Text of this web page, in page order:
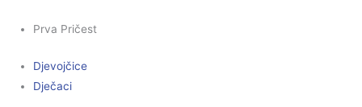
Prva Pričest
Djevojčice
Dječaci